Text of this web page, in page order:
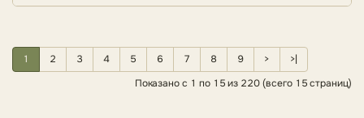
1 2 3 4 5 6 7 8 9 >
>|
Показано с 1 по 15 из 220 (всего 15 страниц)